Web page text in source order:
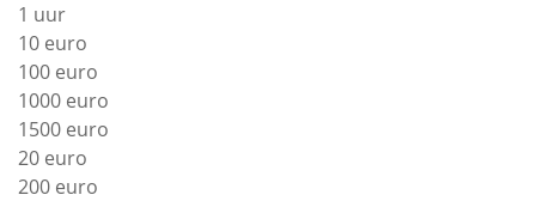
1 uur
10 euro
100 euro
1000 euro
1500 euro
20 euro
200 euro